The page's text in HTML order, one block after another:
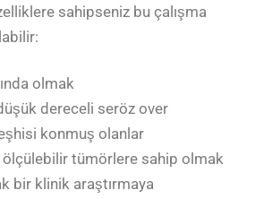
sahipseniz bu çalışma
olmak
dereceli seröz over
konmuş olanlar
tümörlere sahip olmak
bir klinik araştırmaya